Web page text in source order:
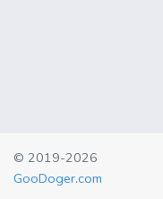
© 2019-2026
GooDoger.com